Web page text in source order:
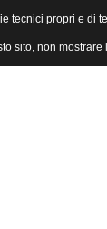
Nazionale
tecnici propri e di
sito, non mostrare
tecnici propri e di
sito, non mostrare